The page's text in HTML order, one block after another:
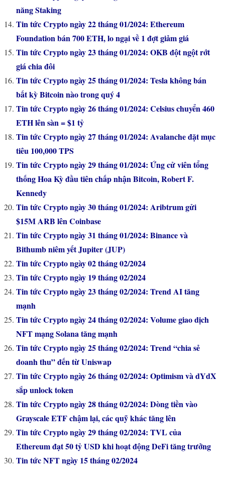
năng Staking
Tin tức Crypto ngày 22 tháng 01/2024: Ethereum
Foundation bán 700 ETH, lo ngại về 1 đợt giảm giá
Tin tức Crypto ngày 23 tháng 01/2024: OKB đột ngột rớt
giá chia đôi
Tin tức Crypto ngày 25 tháng 01/2024: Tesla không bán
bất kỳ Bitcoin nào trong quý 4
Tin tức Crypto ngày 26 tháng 01/2024: Celsius chuyển 460
ETH lên sàn = $1 tỷ
Tin tức Crypto ngày 27 tháng 01/2024: Avalanche đặt mục
tiêu 100,000 TPS
Tin tức Crypto ngày 29 tháng 01/2024: Ứng cử viên tổng
thống Hoa Kỳ đầu tiên chấp nhận Bitcoin, Robert F.
Kennedy
Tin tức Crypto ngày 30 tháng 01/2024: Aribtrum gửi
$15M ARB lên Coinbase
Tin tức Crypto ngày 31 tháng 01/2024: Binance và
Bithumb niêm yết Jupiter (JUP)
Tin tức Crypto ngày 02 tháng 02/2024
Tin tức Crypto ngày 19 tháng 02/2024
Tin tức Crypto ngày 23 tháng 02/2024: Trend AI tăng
mạnh
Tin tức Crypto ngày 24 tháng 02/2024: Volume giao dịch
NFT mạng Solana tăng mạnh
Tin tức Crypto ngày 25 tháng 02/2024: Trend “chia sẻ
doanh thu” đến từ Uniswap
Tin tức Crypto ngày 26 tháng 02/2024: Optimism và dYdX
sắp unlock token
Tin tức Crypto ngày 28 tháng 02/2024: Dòng tiền vào
Grayscale ETF chậm lại, các quỹ khác tăng lên
Tin tức Crypto ngày 29 tháng 02/2024: TVL của
Ethereum đạt 50 tỷ USD khi hoạt động DeFi tăng trưởng
Tin tức NFT ngày 15 tháng 02/2024